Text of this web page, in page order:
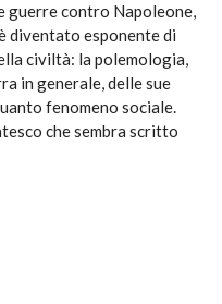
guerre contro Napoleone,
diventato esponente di
civiltà: la polemologia,
in generale, delle sue
fenomeno sociale.
che sembra scritto